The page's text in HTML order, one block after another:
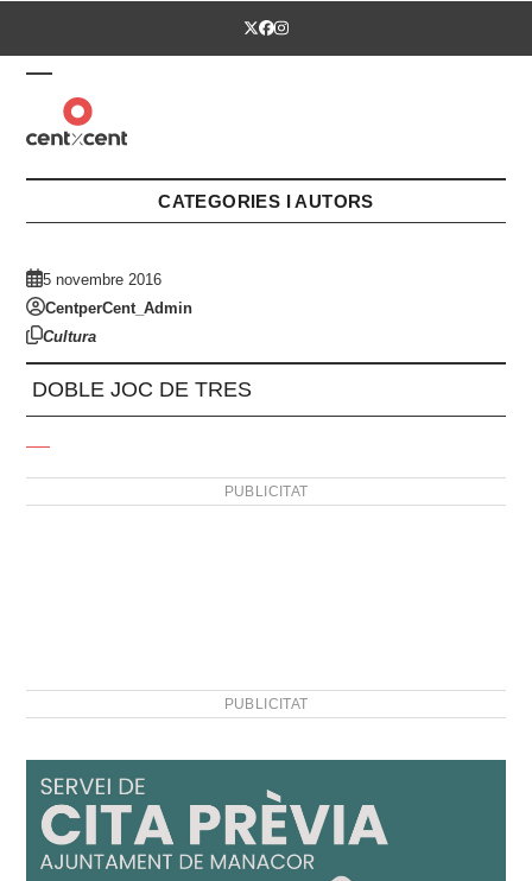
Twitter
Facebook
Instagram
Open
mobile
menu
Close
mobile
menu
CATEGORIES I AUTORS
5 novembre 2016
CentperCent_Admin
Cultura
DOBLE JOC DE TRES
PUBLICITAT
PUBLICITAT